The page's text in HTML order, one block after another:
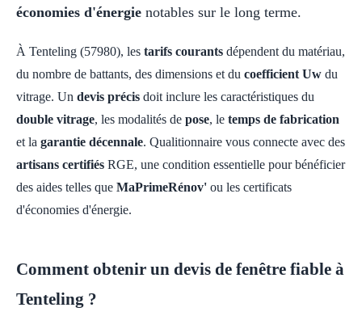
économies d'énergie notables sur le long terme.
À Tenteling (57980), les tarifs courants dépendent du matériau,
du nombre de battants, des dimensions et du coefficient Uw du
vitrage. Un devis précis doit inclure les caractéristiques du
double vitrage, les modalités de pose, le temps de fabrication
et la garantie décennale. Qualitionnaire vous connecte avec des
artisans certifiés RGE, une condition essentielle pour bénéficier
des aides telles que MaPrimeRénov' ou les certificats
d'économies d'énergie.
Comment obtenir un devis de fenêtre fiable à
Tenteling ?